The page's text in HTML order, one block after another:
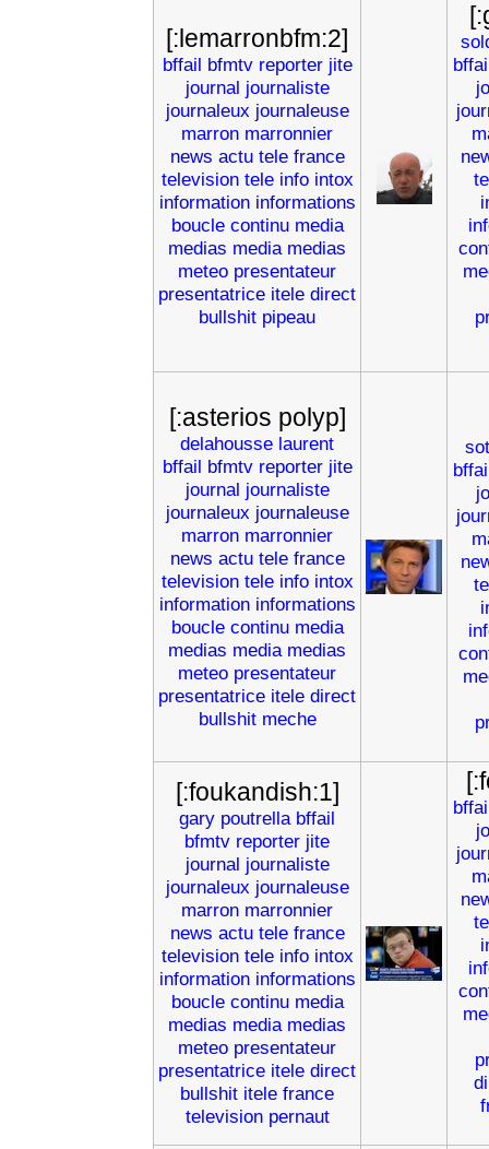
[:lemarronbfm:2]
bffail bfmtv reporter jite
journal journaliste
journaleux journaleuse
marron marronnier
news actu tele france
television tele info intox
information informations
boucle continu media
medias media medias
meteo presentateur
presentatrice itele direct
bullshit pipeau
[:asterios polyp]
delahousse laurent
bffail bfmtv reporter jite
journal journaliste
journaleux journaleuse
marron marronnier
news actu tele france
television tele info intox
information informations
boucle continu media
medias media medias
meteo presentateur
presentatrice itele direct
bullshit meche
[:foukandish:1]
gary poutrella bffail
bfmtv reporter jite
journal journaliste
journaleux journaleuse
marron marronnier
news actu tele france
television tele info intox
information informations
boucle continu media
medias media medias
meteo presentateur
presentatrice itele direct
bullshit itele france
television pernaut